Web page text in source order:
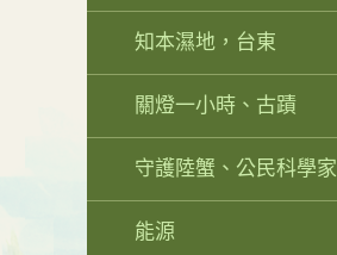
知本濕地，台東
關燈一小時、古蹟
守護陸蟹、公民科學家
能源